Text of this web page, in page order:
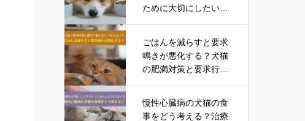
ために大切にしたい考
ごはんを減らすと要求
鳴きが悪化する？犬猫
の肥満対策と要求行動
慢性心臓病の犬猫の食
事をどう考える？治療